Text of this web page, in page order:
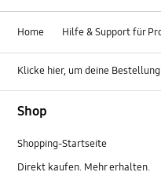
Home Hilfe & Support für
Klicke hier, um deine
Shop
Shopping-Startseite
Direkt kaufen. Mehr erhalten.